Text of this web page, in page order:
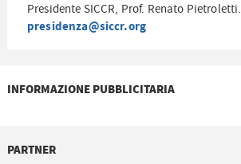
Presidente SICCR, Prof. Renato Pietroletti.
presidenza@siccr.org
INFORMAZIONE PUBBLICITARIA
PARTNER